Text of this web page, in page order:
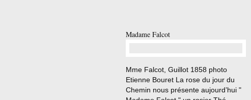
Madame Falcot
Mme Falcot, Guillot 1858 photo
Etienne Bouret La rose du jour du
Chemin nous présente aujourd’hui "